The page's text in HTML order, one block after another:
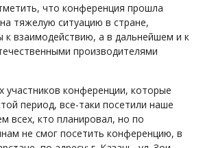
что конференция прошла
тяжелую ситуацию в стране,
к взаимодействию, а в дальнейшем и к
производителями
участников конференции, которые
период, все-таки посетили наше
всех, кто планировал, но по
не смог посетить конференцию, в